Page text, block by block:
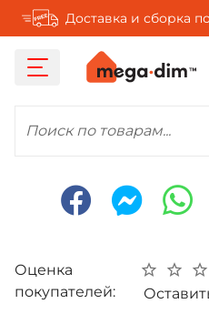
Доставка и сборка
Поиск по товарам...
Оценка
покупателей: